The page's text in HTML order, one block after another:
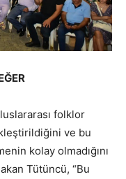
folklor
ve bu
kolay olmadığını
Tütüncü, “Bu